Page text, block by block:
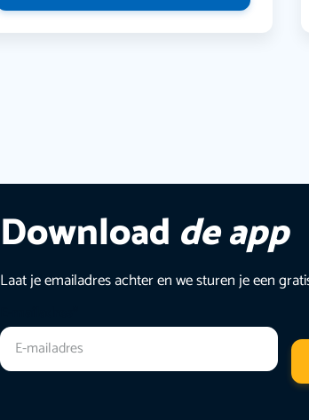
Download de app
Laat je emailadres achter en we sturen je een